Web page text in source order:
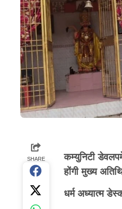
SHARE
कम्युनिटी
होंगी मुख्य
धर्म अध्यात्म